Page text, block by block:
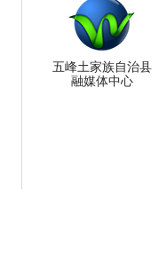
五峰土家族自治县
融媒体中心